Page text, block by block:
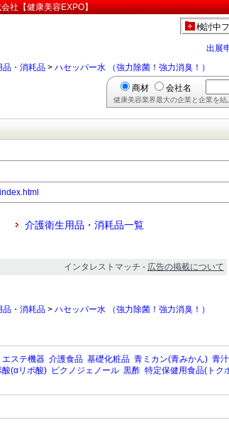
社【健康美容EXPO】
検討中
出展
品・消耗品 > ハセッパー水 （強力除菌！強力消臭！）
商材 会社名
健康美容業界最大の企業と企業を
介護衛生用品・消耗品一覧
インタレストマッチ - 広告の掲載について
品・消耗品 > ハセッパー水 （強力除菌！強力消臭！）
エステ機器 介護食品 基礎化粧品 青ミカン(青みかん) 青
酸(αリポ酸) ピクノジェノール 黒酢 特定保健用食品(トク